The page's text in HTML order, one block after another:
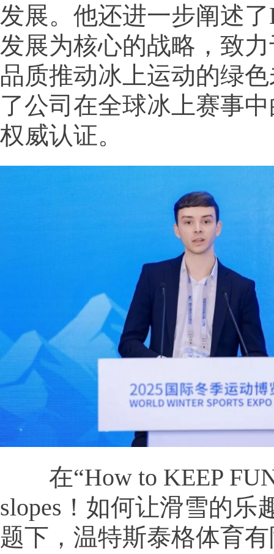
发展。他还进一步阐述
发展为核心的战略，致
品质推动冰上运动的绿
了公司在全球冰上赛事
权威认证。
在“How to KEEP FUN
slopes！如何让滑雪的乐
题下，温特斯泰格体育